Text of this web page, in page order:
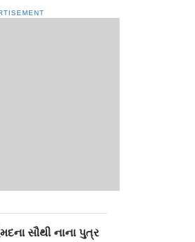
સૌથી નાના પુત્ર